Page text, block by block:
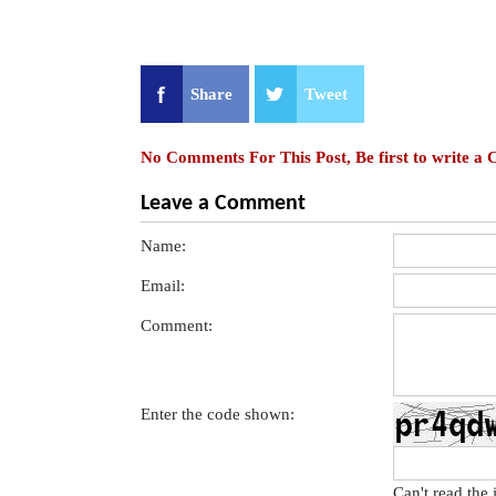
Share Tweet
No Comments For This Post, Be first to write a
Leave a Comment
Name:
Email:
Comment:
Enter the code shown: